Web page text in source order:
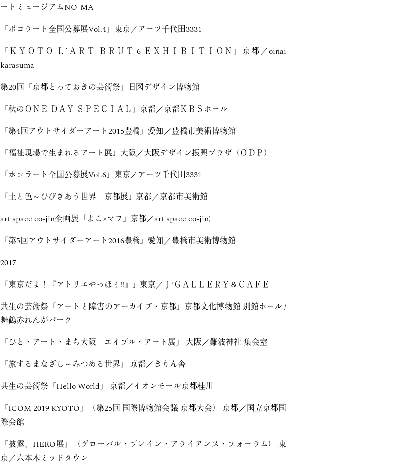
ートミュージアムNO-MA
「ポコラート全国公募展Vol.4」東京／アーツ千代田3331
「ＫＹＯＴＯ Ｌ’ＡＲＴ ＢＲＵＴ 6 ＥＸＨＩＢＩＴＩＯＮ」京都／oinai
karasuma
第20回「京都とっておきの芸術祭」日図デザイン博物館
「秋のＯＮＥ ＤＡＹ ＳＰＥＣＩＡＬ」京都／京都ＫＢＳホール
「第4回アウトサイダーアート2015豊橋」愛知／豊橋市美術博物館
「福祉現場で生まれるアート展」大阪／大阪デザイン振興プラザ（ＯＤＰ）
「ポコラート全国公募展Vol.6」東京／アーツ千代田3331
「土と色～ひびきあう世界 京都展」京都／京都市美術館
art space co-jin企画展「よこ×マフ」京都／art space co-jin)
「第5回アウトサイダーアート2016豊橋」愛知／豊橋市美術博物館
2017
「東京だよ！『アトリエやっほぅ!!』」東京／Ｊ’ＧＡＬＬＥＲＹ＆ＣＡＦＥ
共生の芸術祭「アートと障害のアーカイブ・京都」京都文化博物館 別館ホール /
舞鶴赤れんがパーク
「ひと・アート・まち大阪 エイブル・アート展」 大阪／難波神社 集会室
「旅するまなざし～みつめる世界」 京都／きりん舎
共生の芸術祭「Hello World」 京都／イオンモール京都桂川
「ICOM 2019 KYOTO」（第25回 国際博物館会議 京都大会） 京都／国立京都国
際会館
「披露、HERO展」（グローバル・ブレイン・アライアンス・フォーラム） 東
京／六本木ミッドタウン